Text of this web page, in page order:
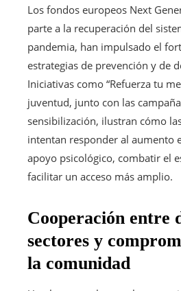
Los fondos europeos Next
parte a la recuperación del
pandemia, han impulsado el
estrategias de prevención y de
Iniciativas como “Refuerza tu
juventud, junto con las
sensibilización, ilustran cómo
intentan responder al aumento
apoyo psicológico, combatir el
facilitar un acceso más amplio.
Cooperación entre
sectores y
la comunidad